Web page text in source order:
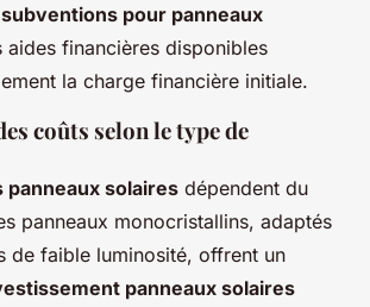
subventions pour panneaux
aides financières disponibles
la charge financière initiale.
coûts selon le type de
panneaux solaires dépendent du
panneaux monocristallins, adaptés
de faible luminosité, offrent un
panneaux solaires